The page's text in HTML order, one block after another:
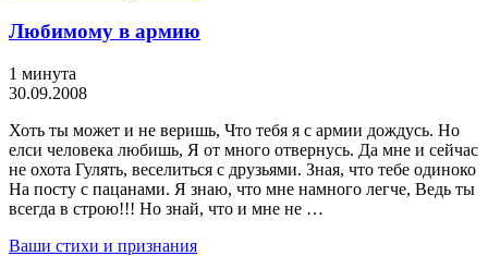
Любимому в армию
1 минута
30.09.2008
Хоть ты может и не веришь, Что тебя я с армии дождусь. Но
елси человека любишь, Я от много отвернусь. Да мне и сейчас
не охота Гулять, веселиться с друзьями. Зная, что тебе одиноко
На посту с пацанами. Я знаю, что мне намного легче, Ведь ты
всегда в строю!!! Но знай, что и мне не …
Ваши стихи и признания